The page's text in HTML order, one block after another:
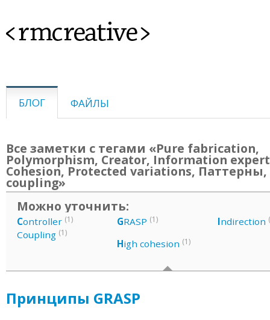
<rmcreative>
БЛОГ ФАЙЛЫ
Все заметки с тегами «Pure fabrication,
Polymorphism, Creator, Information
Cohesion, Protected variations, Паттерны,
coupling»
Можно уточнить:
Controller (1)
Coupling (1)
GRASP (1)
High cohesion (1)
Indirection
Принципы GRASP